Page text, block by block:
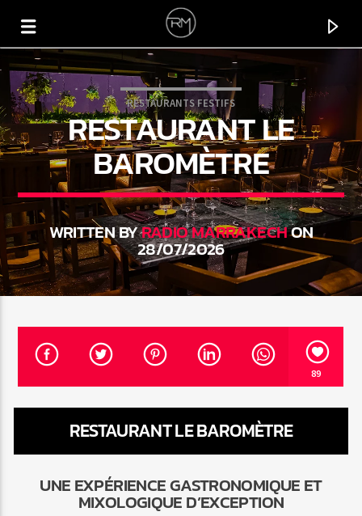
YAA WATAN
LIMOUS
Radio Marrakech
RESTAURANTS FESTIFS
RESTAURANT LE
BAROMÈTRE
WRITTEN BYRADIO MARRAKECHON
28/07/2026
89
RESTAURANT LE BAROMÈTRE
UNE EXPÉRIENCE GASTRONOMIQUE ET
MIXOLOGIQUE D’EXCEPTION